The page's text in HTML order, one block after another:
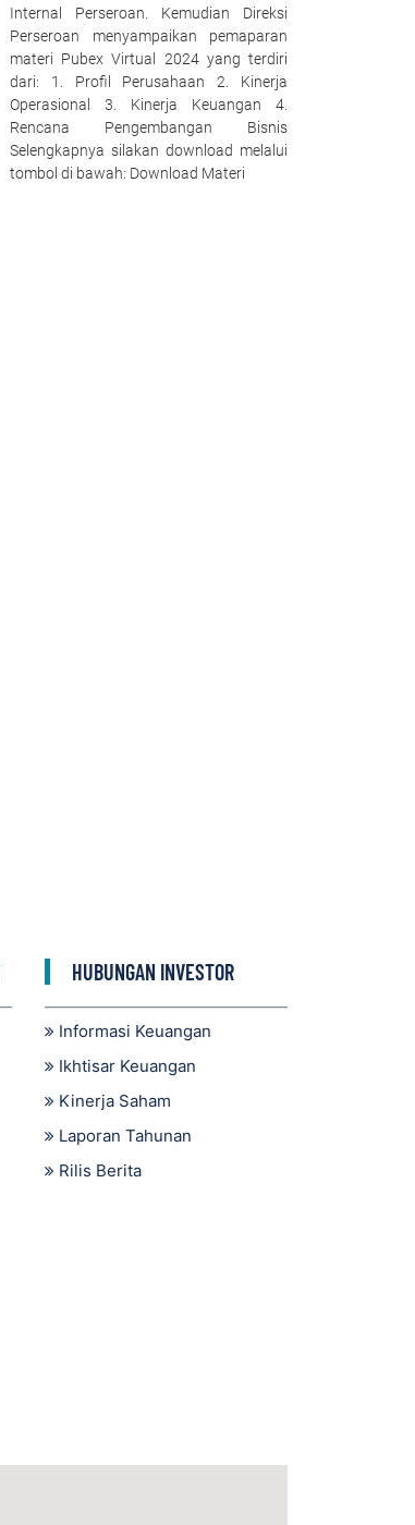
Internal Perseroan. Kemudian Direksi
Perseroan menyampaikan pemaparan
materi Pubex Virtual 2024 yang terdiri
dari: 1. Profil Perusahaan 2. Kinerja
Operasional 3. Kinerja Keuangan 4.
Rencana Pengembangan Bisnis
Selengkapnya silakan download melalui
tombol di bawah: Download Materi
HUBUNGAN INVESTOR
Informasi Keuangan
Ikhtisar Keuangan
Kinerja Saham
Laporan Tahunan
Rilis Berita